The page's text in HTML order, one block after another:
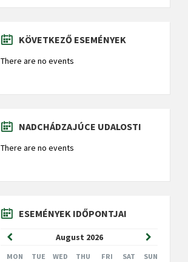
KÖVETKEZŐ ESEMÉNYEK
There are no events
NADCHÁDZAJÚCE UDALOSTI
There are no events
ESEMÉNYEK IDŐPONTJAI
August 2026
Previous
Month
Next
Month
MON TUE WED THU FRI SAT SUN